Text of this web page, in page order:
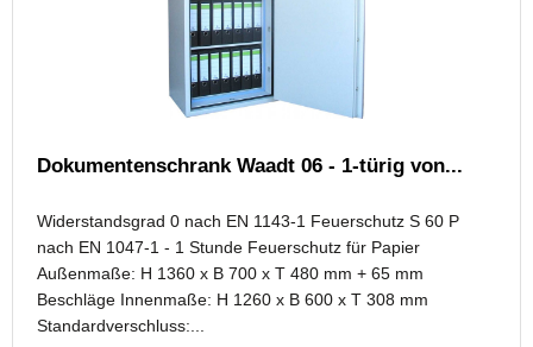
Dokumentenschrank Waadt 06 - 1-türig von...
Widerstandsgrad 0 nach EN 1143-1 Feuerschutz S 60 P
nach EN 1047-1 - 1 Stunde Feuerschutz für Papier
Außenmaße: H 1360 x B 700 x T 480 mm + 65 mm
Beschläge Innenmaße: H 1260 x B 600 x T 308 mm
Standardverschluss:...